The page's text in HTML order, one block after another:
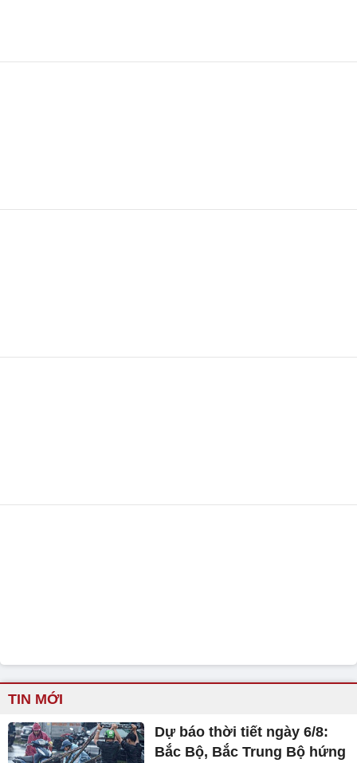
TIN MỚI
Dự báo thời tiết ngày 6/8:
Bắc Bộ, Bắc Trung Bộ hứng